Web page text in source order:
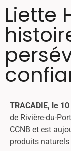
Liette
TRACADIE, le
de Rivière-du-
CCNB et est
produits naturels